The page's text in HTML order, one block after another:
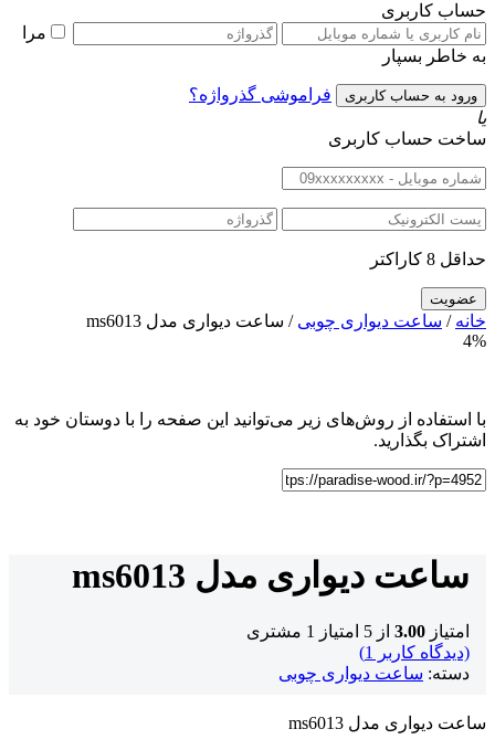
حساب کاربری
مرا
به خاطر بسپار
فراموشی گذرواژه؟
یا
ساخت حساب کاربری
حداقل 8 کاراکتر
خانه / ساعت دیواری چوبی / ساعت دیواری مدل ms6013
4%
با استفاده از روش‌های زیر می‌توانید این صفحه را با دوستان خود به
اشتراک بگذارید.
ساعت دیواری مدل ms6013
امتیاز 3.00 از 5 امتیاز 1 مشتری
(دیدگاه کاربر
1
)
دسته: ساعت دیواری چوبی
ساعت دیواری مدل ms6013